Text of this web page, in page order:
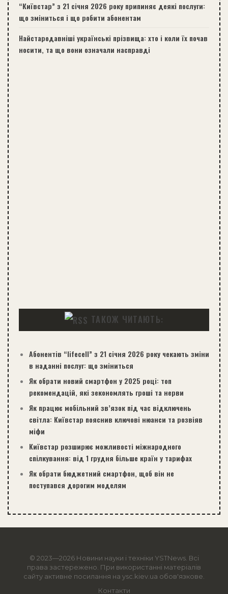
“Київстар” з 21 січня 2026 року припиняє деякі послуги:
що зміниться і що робити абонентам
Найстародавніші українські прізвища: хто і коли їх почав
носити, та що вони означали насправді
ТАКОЖ ЧИТАЮТЬ:
Абонентів “lifecell” з 21 січня 2026 року чекають зміни
в наданні послуг: що зміниться
Як обрати новий смартфон у 2025 році: топ
рекомендацій, які зекономлять гроші та нерви
Як працює мобільний зв’язок під час відключень
світла: Київстар пояснив ключові нюанси та розвіяв
міфи
Київстар розширює можливості міжнародного
спілкування: від 1 грудня більше країн у тарифах
Як обрати бюджетний смартфон, щоб він не
поступався дорогим моделям
© 2023—2026 Новини науки і техніки YSTNews. Всі
права застережено. При використанні матеріалів
сайту активне посилання на ysc.kiev.ua обов'язкове.
Контакти